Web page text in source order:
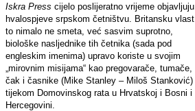
Iskra Press cijelo poslijeratno vrijeme objavljuju
hvalospjeve srpskom četništvu. Britansku vlast
to nimalo ne smeta, već sasvim suprotno,
biološke nasljednike tih četnika (sada pod
engleskim imenima) upravo koriste u svojim
„mirovnim misijama“ kao pregovarače, tumače,
čak i časnike (Mike Stanley – Miloš Stanković)
tijekom Domovinskog rata u Hrvatskoj i Bosni i
Hercegovini.